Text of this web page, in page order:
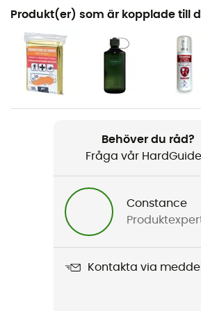
Rekommenderad för
Resa / Den dagliga
Herr / Dam
Vikt
365 Pack 21L
Kompatibelt vätskesystem
Produkt(er) som är kopplade till
Behöver du råd?
Fråga vår
Constance
Kontakta via